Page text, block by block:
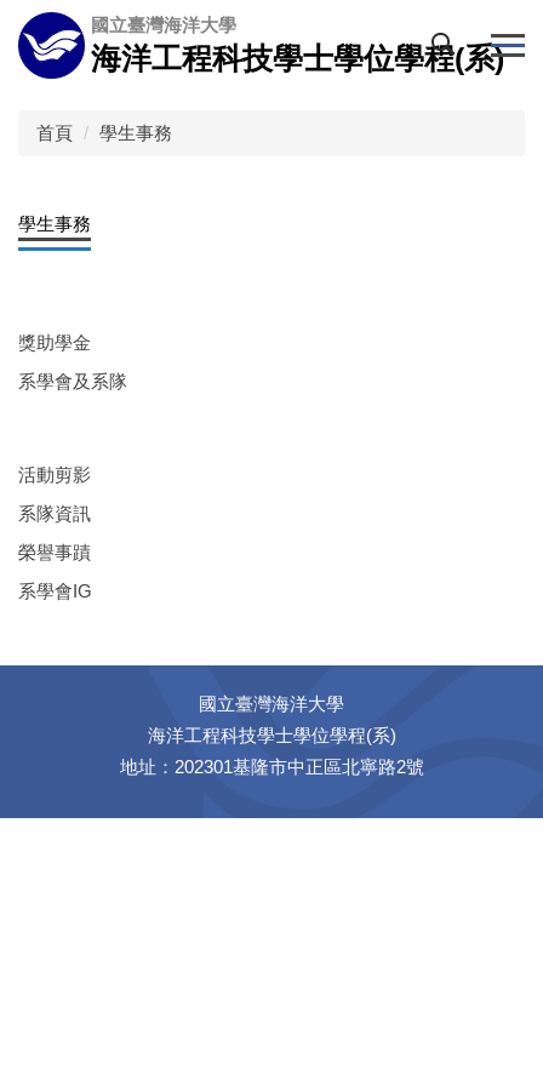
跳
到
主
國立臺灣海洋大學
海洋工程科技學士學位學程(系)
首頁 學生事務
學生事務
獎助學金
系學會及系隊
活動剪影
系隊資訊
榮譽事蹟
系學會IG
國立臺灣海洋大學
海洋工程科技學士學位學程(系)
地址：202301基隆市中正區北寧路2號